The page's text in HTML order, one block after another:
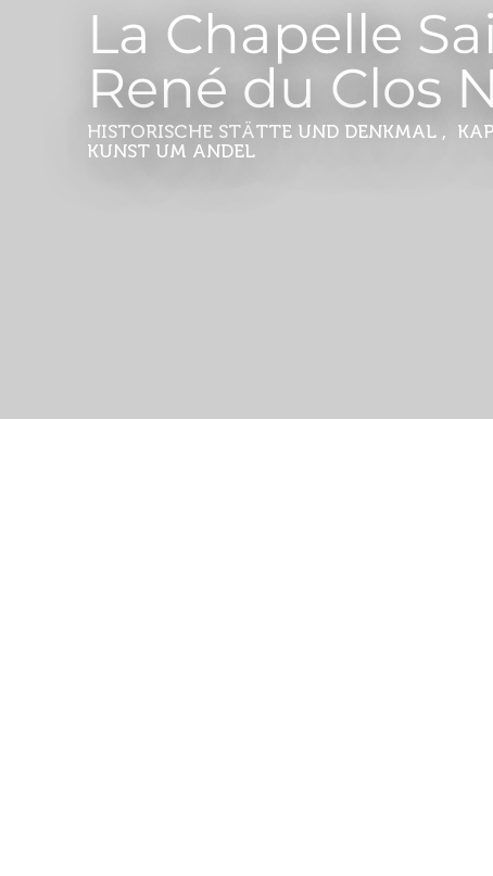
La Chapelle
René du Clos
HISTORISCHE STÄTTE UND DENKMAL ,
KUNST UM ANDEL